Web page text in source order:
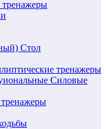
Стол
тренажеры
Силовые